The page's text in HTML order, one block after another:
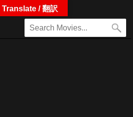
Translate / 翻訳